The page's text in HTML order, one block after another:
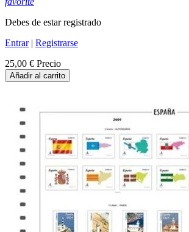
Debes de estar registrado
Entrar| Registrarse
25,00 € Precio
Añadir al carrito